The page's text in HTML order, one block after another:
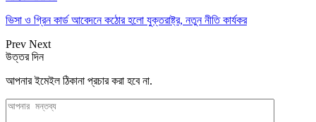
ভিসা ও গ্রিন কার্ড আবেদনে কঠোর হলো যুক্তরাষ্ট্র, নতুন নীতি কার্যকর
Prev Next
উত্তর দিন
আপনার ইমেইল ঠিকানা প্রচার করা হবে না.